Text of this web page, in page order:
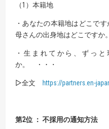
（1）本籍地
・あなたの本籍地はどこで
母さんの出身地はどこですか。
・生まれてから、ずっ
か。 ・・・
▷全文 https://partners.en-
第2位 ： 不採用の通知方法